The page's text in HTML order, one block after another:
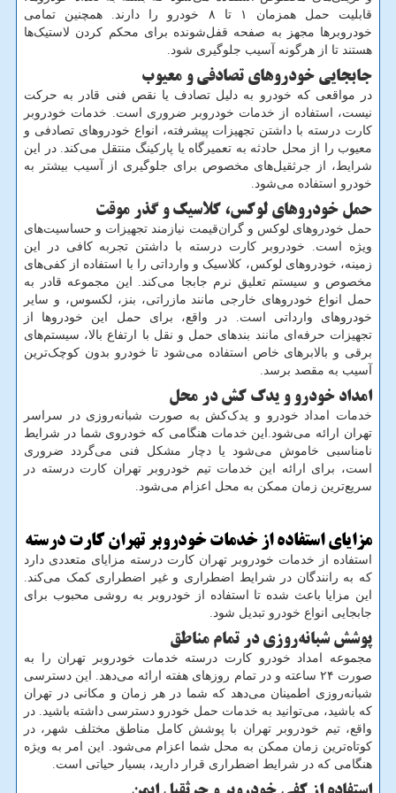
قابلیت حمل همزمان ۱ تا ۸ خودرو را دارند. همچنین تمامی
خودروبرها مجهز به صفحه قفل‌شونده برای محکم کردن لاستیک‌ها
هستند تا از هرگونه آسیب جلوگیری شود.
جابجایی خودروهای تصادفی و معیوب
در مواقعی که خودرو به دلیل تصادف یا نقص فنی قادر به حرکت
نیست، استفاده از خدمات خودروبر ضروری است. خدمات خودروبر
کارت درسته با داشتن تجهیزات پیشرفته، انواع خودروهای تصادفی و
معیوب را از محل حادثه به تعمیرگاه یا پارکینگ منتقل می‌کند. در این
شرایط، از جرثقیل‌های مخصوص برای جلوگیری از آسیب بیشتر به
خودرو استفاده می‌شود.
حمل خودروهای لوکس، کلاسیک و گذر موقت
حمل خودروهای لوکس و گران‌قیمت نیازمند تجهیزات و حساسیت‌های
ویژه است. خودروبر کارت درسته با داشتن تجربه کافی در این
زمینه، خودروهای لوکس، کلاسیک و وارداتی را با استفاده از کفی‌های
مخصوص و سیستم تعلیق نرم جابجا می‌کند. این مجموعه قادر به
حمل انواع خودروهای خارجی مانند مازراتی، بنز، لکسوس، و سایر
خودروهای وارداتی است. در واقع، برای حمل این خودروها از
تجهیزات حرفه‌ای مانند بندهای حمل و نقل با ارتفاع بالا، سیستم‌های
برقی و بالابرهای خاص استفاده می‌شود تا خودرو بدون کوچک‌ترین
آسیب به مقصد برسد.
امداد خودرو و یدک کش در محل
خدمات امداد خودرو و یدک‌کش به صورت شبانه‌روزی در سراسر
تهران ارائه می‌شود.این خدمات هنگامی که خودروی شما در شرایط
نامناسبی خاموش می‌شود یا دچار مشکل فنی می‌گردد ضروری
است، برای ارائه این خدمات تیم خودروبر تهران کارت درسته در
سریع‌ترین زمان ممکن به محل اعزام می‌شود.
مزایای استفاده از خدمات خودروبر تهران کارت درسته
استفاده از خدمات خودروبر تهران کارت درسته مزایای متعددی دارد
که به رانندگان در شرایط اضطراری و غیر اضطراری کمک می‌کند.
این مزایا باعث شده تا استفاده از خودروبر به روشی محبوب برای
جابجایی انواع خودرو تبدیل شود.
پوشش شبانه‌روزی در تمام مناطق
مجموعه امداد خودرو کارت درسته خدمات خودروبر تهران را به
صورت ۲۴ ساعته و در تمام روزهای هفته ارائه می‌دهد. این دسترسی
شبانه‌روزی اطمینان می‌دهد که شما در هر زمان و مکانی در تهران
که باشید، می‌توانید به خدمات حمل خودرو دسترسی داشته باشید. در
واقع، تیم خودروبر تهران با پوشش کامل مناطق مختلف شهر، در
کوتاه‌ترین زمان ممکن به محل شما اعزام می‌شود. این امر به ویژه
هنگامی که در شرایط اضطراری قرار دارید، بسیار حیاتی است.